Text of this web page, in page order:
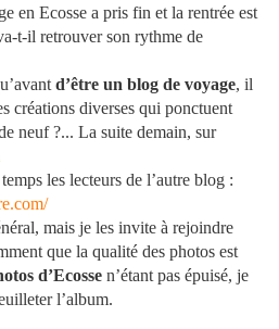
en Ecosse a pris fin et la rentrée est
t-il retrouver son rythme de
d’être un blog de voyage, il
créations diverses qui ponctuent
neuf ?... La suite demain, sur
les lecteurs de l’autre blog :
mais je les invite à rejoindre
que la qualité des photos est
d’Ecosse n’étant pas épuisé, je
l’album.